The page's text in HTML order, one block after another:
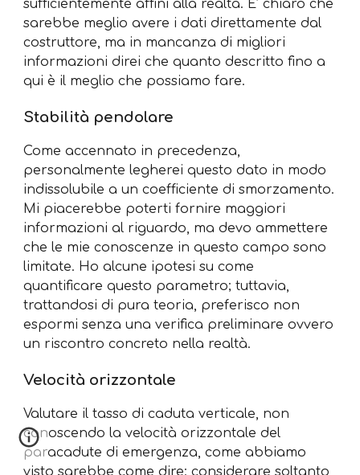
sufficientemente affini alla realtà. E’ chiaro che
sarebbe meglio avere i dati direttamente dal
costruttore, ma in mancanza di migliori
informazioni direi che quanto descritto fino a
qui è il meglio che possiamo fare.
Stabilità pendolare
Come accennato in precedenza,
personalmente legherei questo dato in modo
indissolubile a un coefficiente di smorzamento.
Mi piacerebbe poterti fornire maggiori
informazioni al riguardo, ma devo ammettere
che le mie conoscenze in questo campo sono
limitate. Ho alcune ipotesi su come
quantificare questo parametro; tuttavia,
trattandosi di pura teoria, preferisco non
espormi senza una verifica preliminare ovvero
un riscontro concreto nella realtà.
Velocità orizzontale
Valutare il tasso di caduta verticale, non
conoscendo la velocità orizzontale del
paracadute di emergenza, come abbiamo
visto sarebbe come dire: considerare soltanto